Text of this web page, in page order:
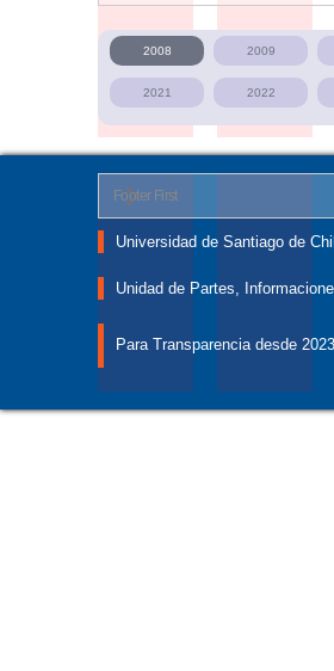
2008 2009
2021 2022
Footer First
Universidad de Santiago de
Unidad de Partes,
Para Transparencia desde